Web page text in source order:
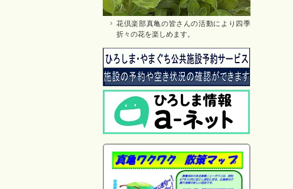
花倶楽部真亀の皆さんの活動により四季
折々の花を楽しめます。